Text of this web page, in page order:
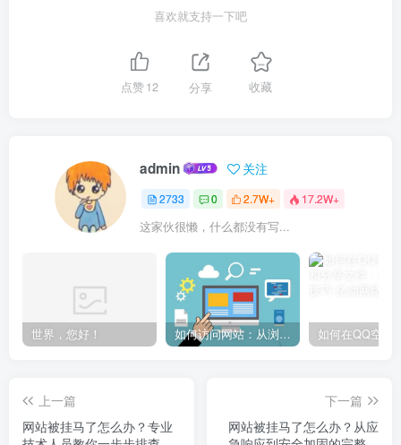
喜欢就支持一下吧
点赞12 分享 收藏
admin 关注
2733 0 2.7W+ 17.2W+
这家伙很懒，什么都没有写...
世界，您好！ 如何访问网站：从浏览器输入到页面加载的完整步骤详解
上一篇
网站被挂马了怎么办？专业
下一篇
网站被挂马了怎么办？从应